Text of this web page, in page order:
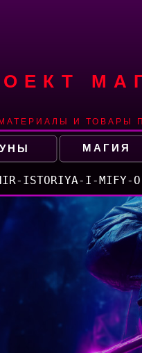
И ТОВАРЫ
МАГИЯ
ISTORIYA-I-MIFY-